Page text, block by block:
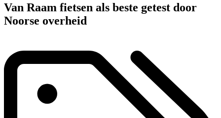
Van Raam fietsen als beste getest door
Noorse overheid